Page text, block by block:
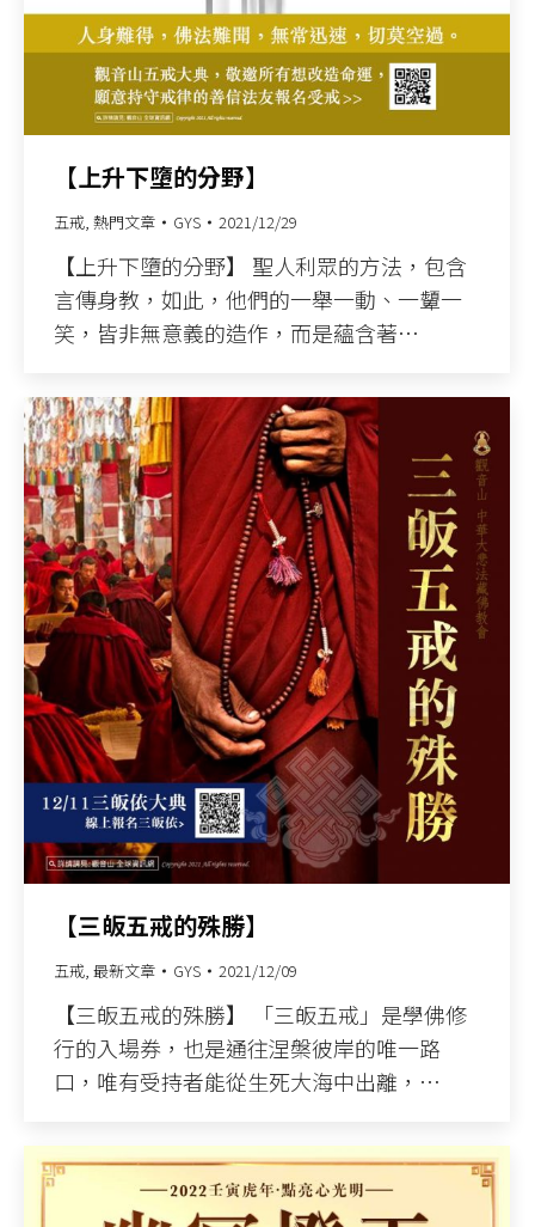
【上升下墮的分野】
五戒, 熱門文章 GYS 2021/12/29
【上升下墮的分野】 聖人利眾的方法，包含
言傳身教，如此，他們的一舉一動、一顰一
笑，皆非無意義的造作，而是蘊含著…
【三皈五戒的殊勝】
五戒, 最新文章 GYS 2021/12/09
【三皈五戒的殊勝】 「三皈五戒」是學佛修
行的入場券，也是通往涅槃彼岸的唯一路
口，唯有受持者能從生死大海中出離，…